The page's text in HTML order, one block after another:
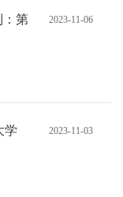
：第 2023-11-06
学 2023-11-03